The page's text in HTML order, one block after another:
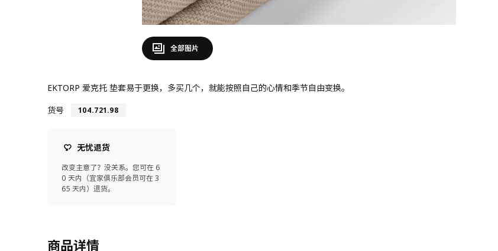
全部图片
EKTORP 爱克托 垫套易于更换，多买几个，就能按照自己的心情和季节自由变换。
货号
104.721.98
无忧退货
改变主意了？没关系。您可在 6
0 天内（宜家俱乐部会员可在 3
65 天内）退货。
商品详情